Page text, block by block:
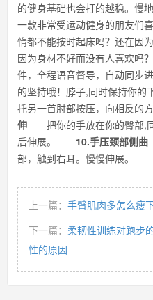
的健身基础也会打的越稳。慢
一款非常受运动健身的朋友们
惰都不能按时起床吗？还在因
因为身材不好而没有人喜欢吗
件，全程语音督导，自动同步
的坚持哦！脖子,同时保持你的
托另一首肘部按压，向相反
伸 把你的手放在你的臀部,
后伸展。 10.手压颈部侧曲
部，触到右耳。慢慢伸展。
上一篇： 手臂肌肉多怎么瘦
下一篇： 柔韧性训练对跑步
性的原因